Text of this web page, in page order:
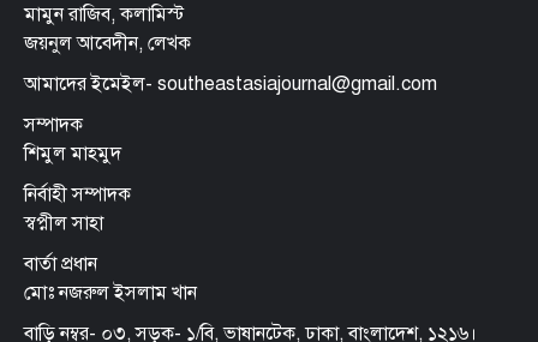
মামুন রাজিব, কলামিস্ট
জয়নুল আবেদীন, লেখক
আমাদের ইমেইল- southeastasiajournal@gmail.com
সম্পাদক
শিমুল মাহমুদ
নির্বাহী সম্পাদক
স্বপ্নীল সাহা
বার্তা প্রধান
মোঃ নজরুল ইসলাম খান
বাড়ি নম্বর- ০৩, সড়ক- ১/বি, ভাষানটেক, ঢাকা, বাংলাদেশ, ১২১৬।